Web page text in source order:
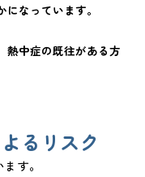
なっています。
熱中症の既往がある方
るリスク
す。